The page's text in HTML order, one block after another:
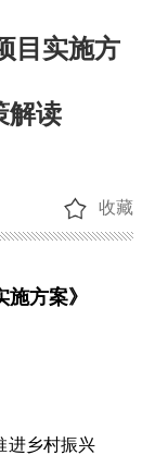
目实施方
解读
收藏
施方案》
进乡村振兴